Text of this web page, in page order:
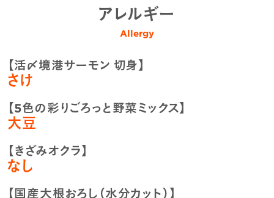
アレルギー
Allergy
【活〆境港サーモン 切身】
さけ
【5色の彩りごろっと野菜ミックス】
大豆
【きざみオクラ】
なし
【国産大根おろし（水分カット）】